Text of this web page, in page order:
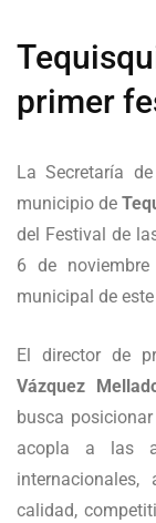
primer
La Secretaría
municipio de
del Festival de
6 de
municipal de este
El director de
Vázquez
busca
acopla a las
calidad,